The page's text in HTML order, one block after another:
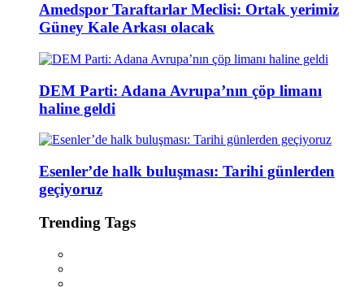
Amedspor Taraftarlar Meclisi: Ortak yerimiz
Güney Kale Arkası olacak
DEM Parti: Adana Avrupa’nın çöp limanı
haline geldi
Esenler’de halk buluşması: Tarihi günlerden
geçiyoruz
Trending Tags